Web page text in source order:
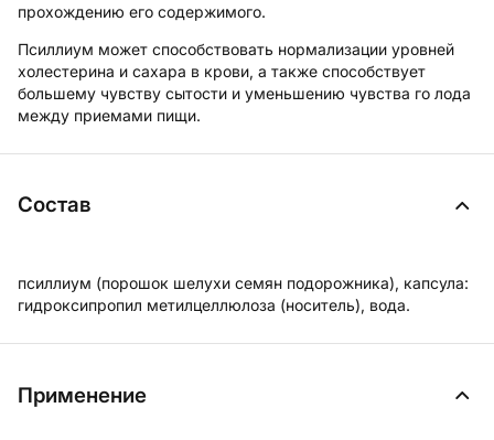
прохождению его содержимого.
Псиллиум может способствовать нормализации уровней
холестерина и сахара в крови, а также способствует
большему чувству сытости и уменьшению чувства го­ лода
между приемами пищи.
Состав
псиллиум (порошок шелухи семян подорожника), капсула:
гидроксипропил­ метилцеллюлоза (носитель), вода.
Применение